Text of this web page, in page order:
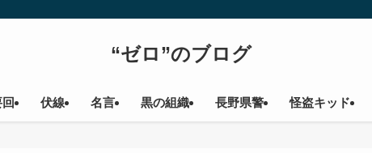
“ゼロ”のブログ
伏線 名言 黒の組織 長野県警 怪盗キッド